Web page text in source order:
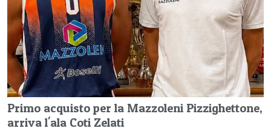
Primo acquisto per la Mazzoleni Pizzighettone,
arriva l'ala Coti Zelati